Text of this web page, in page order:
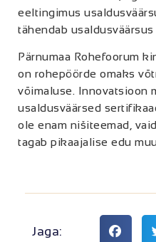
eeltingimus
tähendab usaldusväärsus
Pärnumaa Rohefoorum
on rohepöörde omaks
võimaluse. Innovatsioon
usaldusväärsed
ole enam nišiteemad,
tagab pikaajalise edu
Jaga: